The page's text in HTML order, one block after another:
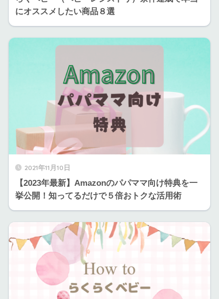
にオススメしたい商品８選
2021年11月10日
【2023年最新】Amazonのパパママ向け特典を一
挙公開！知ってるだけで５倍おトクな活用術